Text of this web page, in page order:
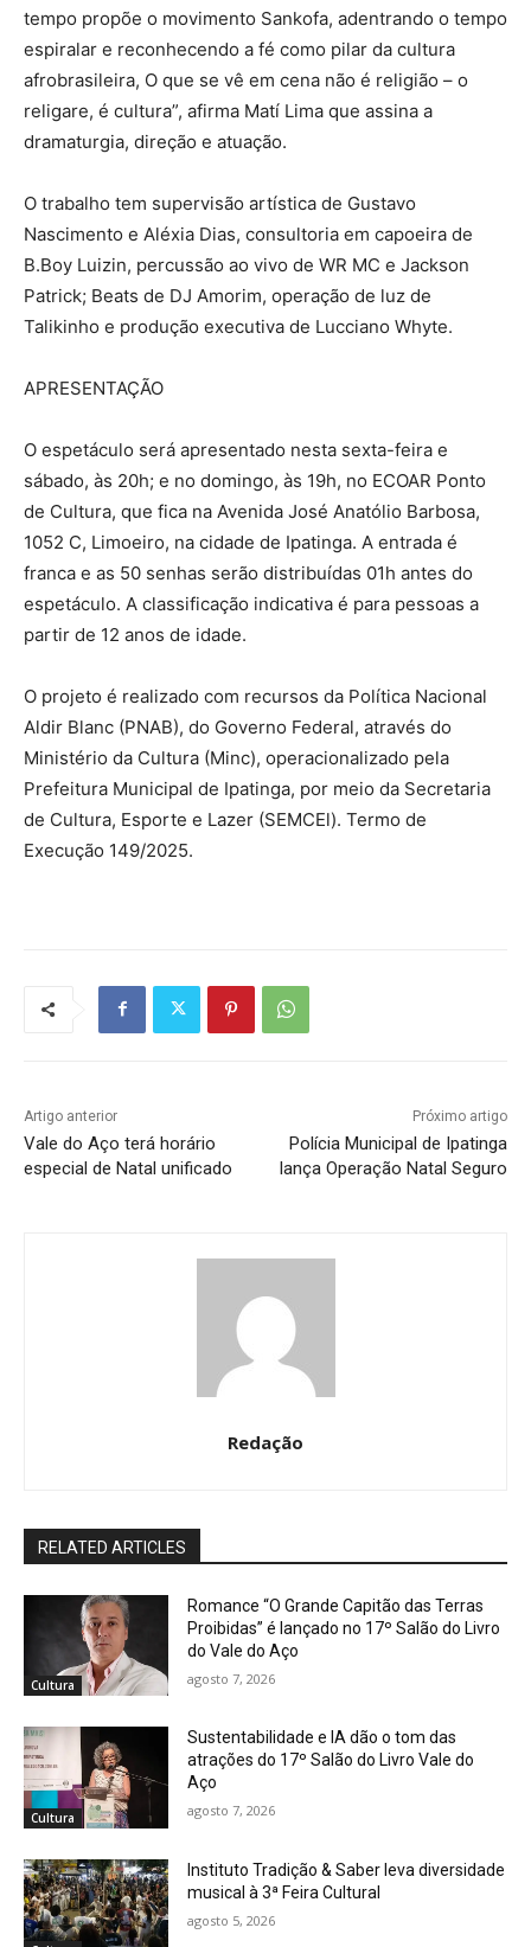
tempo propõe o movimento Sankofa, adentrando o tempo
espiralar e reconhecendo a fé como pilar da cultura
afrobrasileira, O que se vê em cena não é religião – o
religare, é cultura”, afirma Matí Lima que assina a
dramaturgia, direção e atuação.
O trabalho tem supervisão artística de Gustavo
Nascimento e Aléxia Dias, consultoria em capoeira de
B.Boy Luizin, percussão ao vivo de WR MC e Jackson
Patrick; Beats de DJ Amorim, operação de luz de
Talikinho e produção executiva de Lucciano Whyte.
APRESENTAÇÃO
O espetáculo será apresentado nesta sexta-feira e
sábado, às 20h; e no domingo, às 19h, no ECOAR Ponto
de Cultura, que fica na Avenida José Anatólio Barbosa,
1052 C, Limoeiro, na cidade de Ipatinga. A entrada é
franca e as 50 senhas serão distribuídas 01h antes do
espetáculo. A classificação indicativa é para pessoas a
partir de 12 anos de idade.
O projeto é realizado com recursos da Política Nacional
Aldir Blanc (PNAB), do Governo Federal, através do
Ministério da Cultura (Minc), operacionalizado pela
Prefeitura Municipal de Ipatinga, por meio da Secretaria
de Cultura, Esporte e Lazer (SEMCEl). Termo de
Execução 149/2025.
Artigo anterior
Vale do Aço terá horário
especial de Natal unificado
Próximo artigo
Polícia Municipal de Ipatinga
lança Operação Natal Seguro
Redação
RELATED ARTICLES
Cultura
Romance “O Grande Capitão das Terras
Proibidas” é lançado no 17º Salão do Livro
do Vale do Aço
agosto 7, 2026
Cultura
Sustentabilidade e IA dão o tom das
atrações do 17º Salão do Livro Vale do
Aço
agosto 7, 2026
Instituto Tradição & Saber leva diversidade
musical à 3ª Feira Cultural
agosto 5, 2026